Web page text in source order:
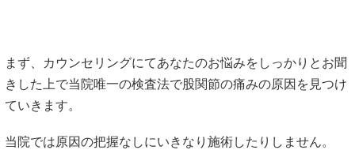
まず、カウンセリングにてあなたのお悩みをしっかりとお聞
きした上で当院唯一の検査法で股関節の痛みの原因を見つけ
ていきます。
当院では原因の把握なしにいきなり施術したりしません。